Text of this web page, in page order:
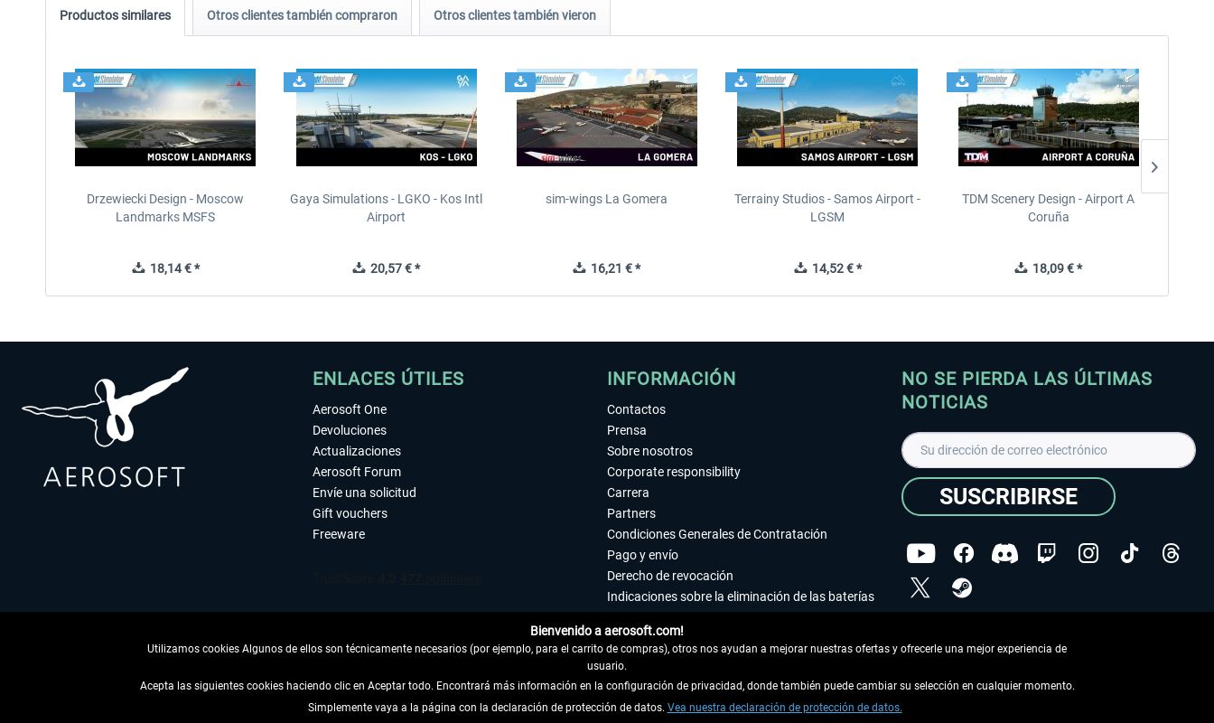
Productos similares Otros clientes también compraron Otros clientes también vieron
Drzewiecki Design - Moscow
Landmarks MSFS
18,14 € *
Gaya Simulations - LGKO - Kos Intl
Airport
20,57 € *
sim-wings La Gomera
16,21 € *
Terrainy Studios - Samos Airport -
LGSM
14,52 € *
TDM Scenery Design - Airport A
Coruña
18,09 € *
ENLACES ÚTILES
Aerosoft One
Devoluciones
Actualizaciones
Aerosoft Forum
Envíe una solicitud
Gift vouchers
Freeware
DESISTIR DEL CONTRATO
INFORMACIÓN
Contactos
Prensa
Sobre nosotros
Corporate responsibility
Carrera
Partners
Condiciones Generales de Contratación
Pago y envío
Derecho de revocación
Indicaciones sobre la eliminación de las baterías
Accesibilidad
Aviso legal
NO SE PIERDA LAS ÚLTIMAS
NOTICIAS
SUSCRIBIRSE
Copyright © Aerosoft GmbH - Todos los derechos
Bienvenido a aerosoft.com!
Utilizamos cookies Algunos de ellos son técnicamente necesarios (por ejemplo, para el carrito de compras), otros nos ayudan a mejorar nuestras ofertas y ofrecerle una mejor experiencia de
usuario.
Acepta las siguientes cookies haciendo clic en Aceptar todo. Encontrará más información en la configuración de privacidad, donde también puede cambiar su selección en cualquier momento.
Simplemente vaya a la página con la declaración de protección de datos. Vea nuestra declaración de protección de datos.